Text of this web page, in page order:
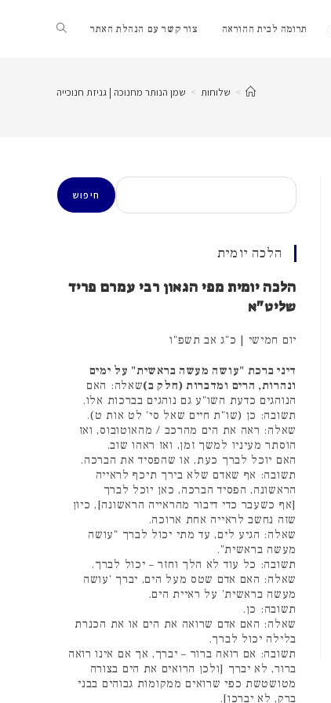
תרומה לבית ההוראה צור קשר עם הנהלת האתר Toggle
website > שלוחות > שמן הנותר מחנוכה | גניזת חנוכייה
חיפוש
חיפוש
הלכה יומית
הלכה יומית מפי הגאון רבי עמרם פריד
שליט"א
יום חמישי | כ"ג אב תשפ"ו
דיני ברכת "עושה מעשה בראשית" על ימים
ונהרות, הרים ומדברות (חלק ב)שאלה: האם
הנוהגים כדעת השו"ע גם נוהגים בברכות אלו.
תשובה: כן (שו"ת חיים שאל סי' לט אות ט).
שאלה: ראה את הים מהרכב / מהאוטובוס, ואז
הוסתר מעיניו למשך זמן, ואז ראהו שוב.
האם יוכל לברך כעת, או שהפסיד את הברכה.
תשובה: אף שאדם שלא בירך תיכף לראייה
הראשונה, הפסיד הברכה, כאן יוכל לברך
[אף כשעבר כדי דיבור מהראייה הראשונה], כיון
שזה נחשב לראייה אחת ארוכה.
שאלה: הגיע לים, עד מתי יכול לברך "עושה
מעשה בראשית".
תשובה: כל עוד לא הלך וחזר – יכול לברך.
שאלה: האם אדם שטס מעל הים, יברך 'עושה
מעשה בראשית' על ראיית הים.
תשובה: כן.
שאלה: האם אדם שרואה את הים או את הכנרת
בלילה יכול לברך.
תשובה: אם רואה ברור – יברך, אך אם אינו רואה
ברור, לא יברך [ולכן הרואים את הים בצורה
מטושטשת כפי שרואים ממקומות גבוהים בבני
ברק, לא יברכו].